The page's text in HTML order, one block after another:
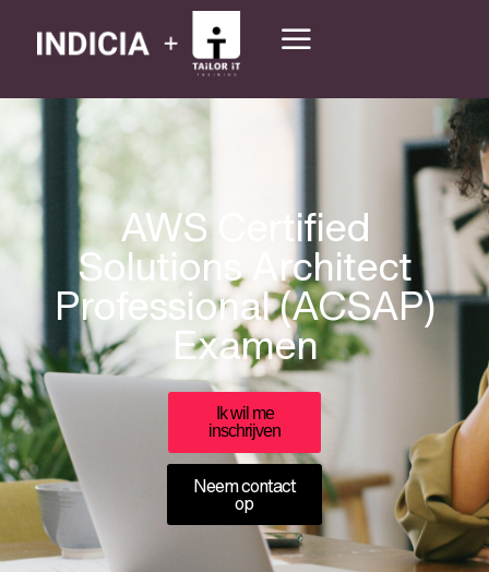
AWS Certified
Solutions Architect
Professional (ACSAP)
Examen
Ik wil me
inschrijven
Neem contact
op